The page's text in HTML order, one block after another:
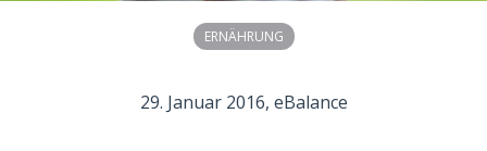
ERNÄHRUNG
29. Januar 2016, eBalance